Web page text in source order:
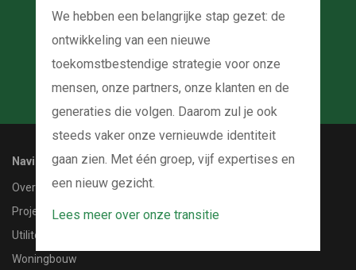
En we kijken samen naar uw project
Navigatie
Over ons
Projecten
Utiliteitsbouw
Woningbouw
We hebben een belangrijke stap gezet: de
ontwikkeling van een nieuwe
toekomstbestendige strategie voor onze
mensen, onze partners, onze klanten en de
generaties die volgen. Daarom zul je ook
steeds vaker onze vernieuwde identiteit
gaan zien. Met één groep, vijf expertises en
een nieuw gezicht.
Lees meer over onze transitie